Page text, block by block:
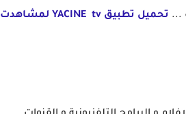
...
تحميل تطبيق YACINE tv لمشاهدت